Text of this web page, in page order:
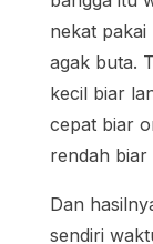
nekat pakai
agak buta.
kecil biar
cepat biar
rendah biar
Dan
sendiri